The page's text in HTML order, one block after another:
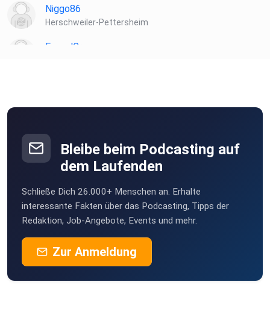
Niggo86
Herschweiler-Pettersheim
FusselCrazy
Bleibe beim Podcasting auf
dem Laufenden
Schließe Dich 26.000+ Menschen an. Erhalte
interessante Fakten über das Podcasting, Tipps der
Redaktion, Job-Angebote, Events und mehr.
Zur Anmeldung